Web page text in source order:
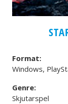
Format:
Windows,
Genre:
Skjutarspel